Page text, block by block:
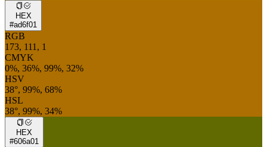
HEX
#ad6f01
RGB
173, 111, 1
CMYK
0%, 36%, 99%, 32%
HSV
38°, 99%, 68%
HSL
38°, 99%, 34%
HEX
#606a01